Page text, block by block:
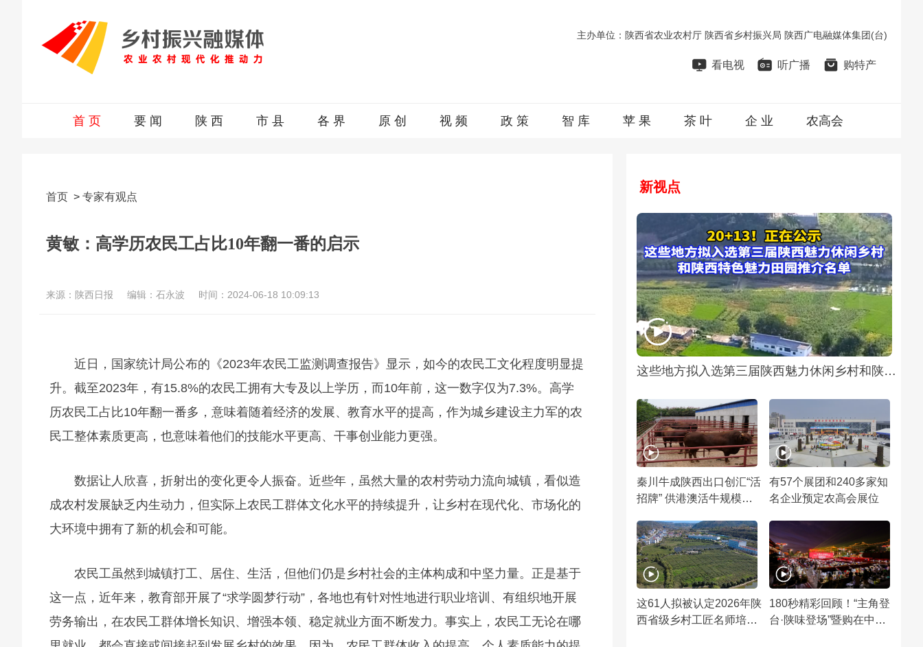
主办单位： 陕西省农业农村厅 陕西省乡村振兴局 陕西广电融媒体集团(台)
看电视 听广播 购特产
首 页 要 闻 陕 西 市 县 各 界 原 创 视 频 政 策 智 库 苹 果 茶 叶 企 业 农高会
首页 > 专家有观点
黄敏：高学历农民工占比10年翻一番的启示
来源：陕西日报 编辑：石永波 时间：2024-06-18 10:09:13
近日，国家统计局公布的《2023年农民工监测调查报告》显示，如今的农民工文化程度明显提
升。截至2023年，有15.8%的农民工拥有大专及以上学历，而10年前，这一数字仅为7.3%。高学
历农民工占比10年翻一番多，意味着随着经济的发展、教育水平的提高，作为城乡建设主力军的农
民工整体素质更高，也意味着他们的技能水平更高、干事创业能力更强。
数据让人欣喜，折射出的变化更令人振奋。近些年，虽然大量的农村劳动力流向城镇，看似造
成农村发展缺乏内生动力，但实际上农民工群体文化水平的持续提升，让乡村在现代化、市场化的
大环境中拥有了新的机会和可能。
农民工虽然到城镇打工、居住、生活，但他们仍是乡村社会的主体构成和中坚力量。正是基于
这一点，近年来，教育部开展了“求学圆梦行动”，各地也有针对性地进行职业培训、有组织地开展
劳务输出，在农民工群体增长知识、增强本领、稳定就业方面不断发力。事实上，农民工无论在哪
新视点
这些地方拟入选第三届陕西魅力休闲乡村和陕西特色魅力田园推介名单
秦川牛成陕西出口创汇“活
招牌” 供港澳活牛规模居
有57个展团和240多家知
名企业预定农高会展位
这61人拟被认定2026年陕
西省级乡村工匠名师培育
180秒精彩回顾！“主角登
台·陕味登场”暨购在中国·